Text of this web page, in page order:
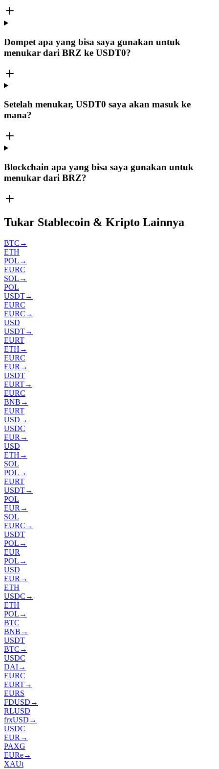
Dompet apa yang bisa saya gunakan untuk
menukar dari BRZ ke USDT0?
Setelah menukar, USDT0 saya akan masuk ke
mana?
Blockchain apa yang bisa saya gunakan untuk
menukar dari BRZ?
Tukar Stablecoin & Kripto Lainnya
BTC →
ETH
POL →
EURC
SOL →
POL
USDT→
EURC
EURC →
USD
USDT→
EURT
ETH →
EURC
EUR →
USDT
EURT→
EURC
BNB →
EURT
USD →
USDC
EUR →
USD
ETH →
SOL
POL →
EURT
USDT→
POL
EUR →
SOL
EURC →
USDT
POL →
EUR
POL →
USD
EUR →
ETH
USDC →
ETH
POL →
BTC
BNB →
USDT
BTC →
USDC
DAI→
EURC
EURT→
EURS
FDUSD →
RLUSD
frxUSD →
USDC
EUR →
PAXG
EURe→
XAUt